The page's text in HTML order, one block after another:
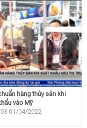
hàng thủy sản khi
vào Mỹ
01/04/2022